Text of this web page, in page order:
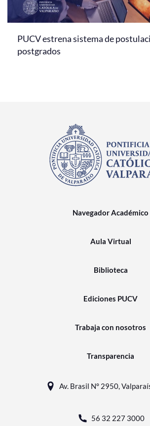
PUCV estrena sistema de
postgrados
Navegador Académico
Aula Virtual
Biblioteca
Ediciones PUCV
Trabaja con nosotros
Transparencia
Av. Brasil N° 2950,
56 32 227 3000